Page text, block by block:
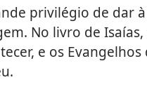
privilégio de dar à
No livro de
e os Evangelhos